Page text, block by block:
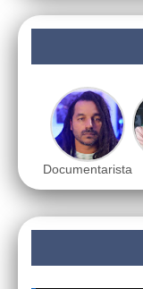
Documentarista